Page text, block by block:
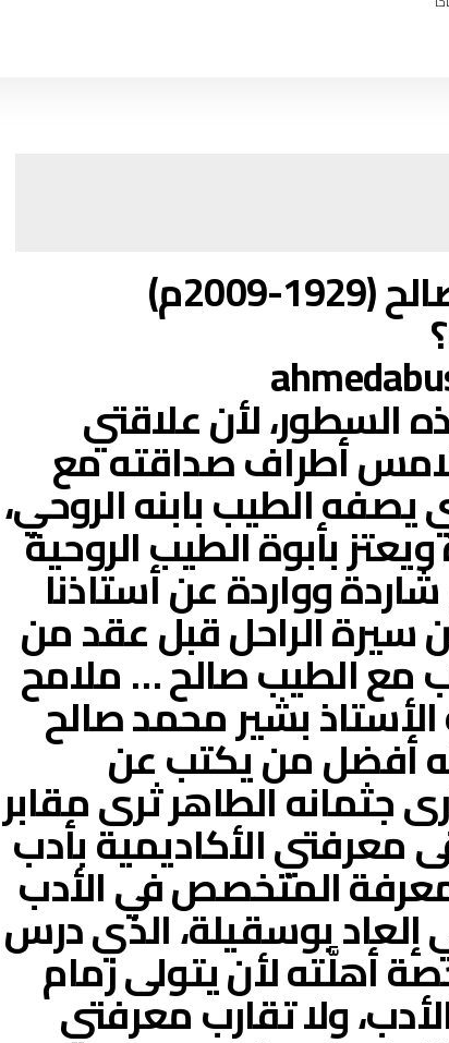
السطور، لأن علاقتي
أطراف صداقته مع
يصفه الطيب بابنه الروحي،
بأبوة الطيب الروحية
وواردة عن أستاذنا
سيرة الراحل قبل عقد من
مع الطيب صالح … ملامح
بشير محمد صالح
أفضل من يكتب عن
جثمانه الطاهر ثرى مقابر
معرفتي الأكاديمية بأدب
المتخصص في الأدب
إلعاد بوسقيلة، الذي درس
أهلَّته لأن يتولى زمام
ولا تقارب معرفتي